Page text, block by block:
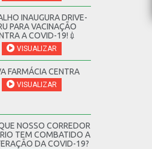
INAUGURA DRIVE-
PARA VACINAÇÃO
A COVID-19!💉
VISUALIZAR
FARMÁCIA CENTRA
VISUALIZAR
NOSSO CORREDOR
TEM COMBATIDO A
DA COVID-19?